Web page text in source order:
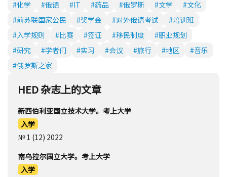
#化学
#俄语 #IT #药品 #俄罗斯 #文学
#文化
#前苏联国家公民
#奖学金 #对外俄语考试
#培训班
#入学规则
#比赛 #签证 #移民制度
#职业规划
#研究
#学者们 #实习 #会议 #旅行 #地区
#音乐
#俄罗斯之家
HED 杂志上的文章
新西伯利亚国立技术大学。考上大学
入学
№ 1 (12) 2022
南乌拉尔国立大学。考上大学
入学